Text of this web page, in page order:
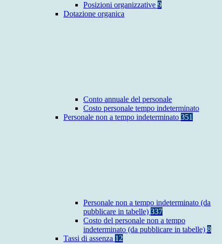
Posizioni organizzative 9
Dotazione organica
Conto annuale del personale
Costo personale tempo indeterminato
Personale non a tempo indeterminato 351
Personale non a tempo indeterminato (da
pubblicare in tabelle) 337
Costo del personale non a tempo
indeterminato (da pubblicare in tabelle) 8
Tassi di assenza 12